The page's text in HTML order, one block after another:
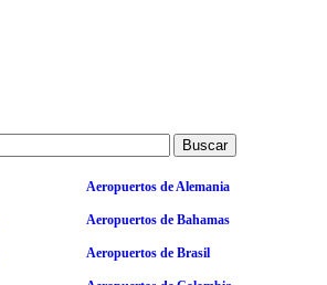
Aeropuertos de Alemania
Aeropuertos de Bahamas
Aeropuertos de Brasil